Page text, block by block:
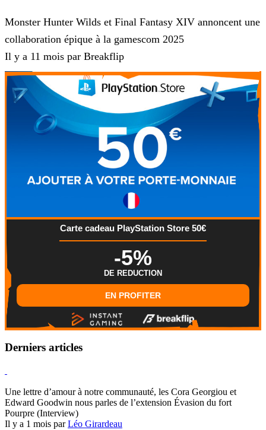
Monster Hunter Wilds et Final Fantasy XIV annoncent une
collaboration épique à la gamescom 2025
Il y a 11 mois par Breakflip
Carte cadeau PlayStation Store 50€
-5%
DE REDUCTION
EN PROFITER
Derniers articles
Une lettre d’amour à notre communauté, les Cora Georgiou et
Edward Goodwin nous parles de l’extension Évasion du fort
Pourpre (Interview)
Il y a 1 mois parLéo Girardeau